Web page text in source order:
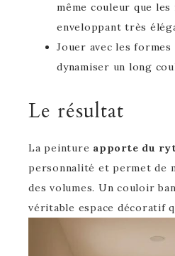
même couleur que
enveloppant très
Jouer avec les
dynamiser un long
Le résultat
La peinture apporte du
personnalité et permet de
des volumes. Un couloir
véritable espace décoratif